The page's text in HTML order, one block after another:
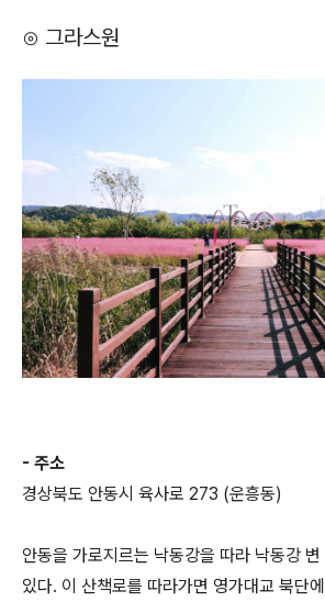
⊙ 그라스원
- 주소
경상북도 안동시 육사로 273 (운흥동)
안동을 가로지르는 낙동강을 따라 낙동강 변
있다. 이 산책로를 따라가면 영가대교 북단